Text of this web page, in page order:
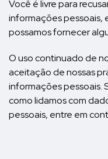
Você é livre para
informações
possamos fornecer
O uso continuado de
aceitação de nossas
informações pessoais.
como lidamos com
pessoais, entre em